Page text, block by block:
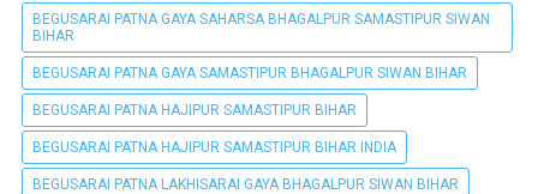
BEGUSARAI PATNA GAYA SAHARSA BHAGALPUR SAMASTIPUR SIWAN
BIHAR
BEGUSARAI PATNA GAYA SAMASTIPUR BHAGALPUR SIWAN BIHAR
BEGUSARAI PATNA HAJIPUR SAMASTIPUR BIHAR
BEGUSARAI PATNA HAJIPUR SAMASTIPUR BIHAR INDIA
BEGUSARAI PATNA LAKHISARAI GAYA BHAGALPUR SIWAN BIHAR